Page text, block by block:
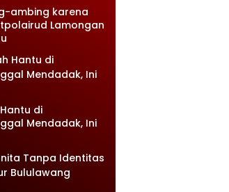
ambing karena
Lamongan
di
Mendadak, Ini